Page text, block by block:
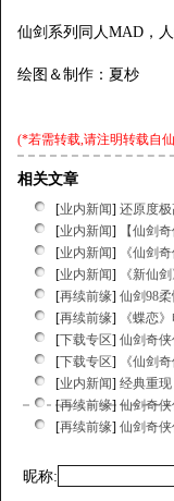
仙剑系列同人MAD，
绘图＆制作：夏杪
(*若需转载,请注明转载自
相关文章
[业内新闻] 还原度
[业内新闻]
【仙剑
[业内新闻]
《仙剑
[业内新闻]
《新仙
[再续前缘] 仙剑98
[再续前缘]
《蝶恋
[下载专区] 仙剑奇侠
[下载专区]
《仙剑
[业内新闻] 经典重
[再续前缘] 仙剑奇侠
[再续前缘] 仙剑奇侠
昵称: